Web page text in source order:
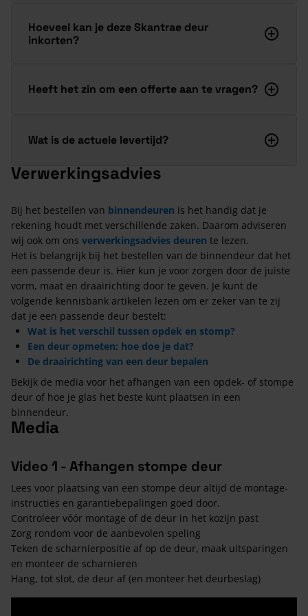
Hoeveel kan je deze Skantrae deur
inkorten?
Heeft het zin om een offerte aan te vragen?
Wat is de actuele levertijd?
Verwerkingsadvies
Bij het bestellen van binnendeuren is het handig dat je
rekening houdt met verschillende zaken. Daarom adviseren
wij ook om ons verwerkingsadvies deuren te lezen.
Het is belangrijk bij het bestellen van de binnendeur dat het
een passende deur is. Hier kun je voor zorgen door de juiste
vorm, maat en draairichting door te geven. Je kunt de
volgende kennisbank artikelen lezen om er zeker van te zij
dat je een passende deur bestelt:
Wat is het verschil tussen opdek en stomp?
Een deur opmeten: hoe doe je dat?
De draairichting van een deur bepalen
Bekijk de media voor het afhangen van een opdek- of stompe
deur of hoe je glas het beste kunt plaatsen in een
binnendeur.
Media
Video 1 - Afhangen stompe deur
Lees voor plaatsing van een stompe deur altijd de montage-
instructies en garantiebepalingen goed door.
Controleer vóór montage of de deur in het kozijn past
Zorg rondom voor de aanbevolen speling
Teken de scharnierpositie af op de deur, maak uitsparingen
en monteer de scharnieren
Hang, tot slot, de deur af (en monteer het deurbeslag)